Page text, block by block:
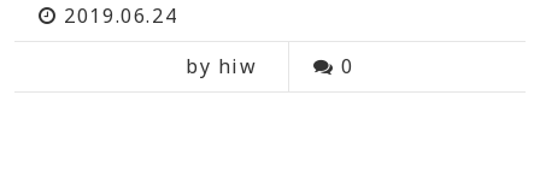
2019.06.24
by hiw
0